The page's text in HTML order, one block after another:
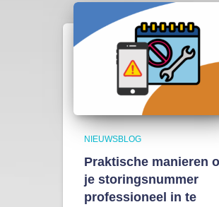
NIEUWSBLOG
Praktische manieren
je storingsnummer
professioneel in te